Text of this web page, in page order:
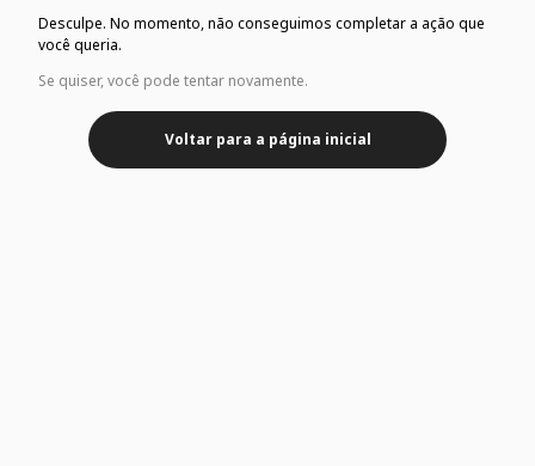
Desculpe. No momento, não conseguimos completar a ação que
você queria.
Se quiser, você pode tentar novamente.
Voltar para a página inicial